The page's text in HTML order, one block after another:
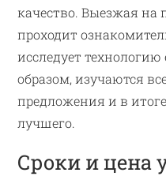
качество. Выезжая на
проходит
исследует
образом, изучаются
предложения и в
лучшего.
Сроки и цена